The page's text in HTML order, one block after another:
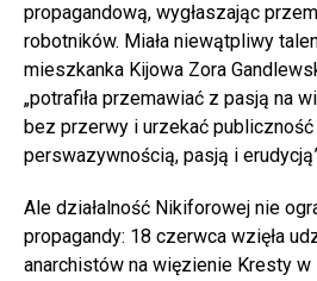
propagandową, wygłaszając
robotników. Miała niewątpliwy
mieszkanka Kijowa Zora
„potrafiła przemawiać z pasją na
bez przerwy i urzekać
perswazywnością, pasją i
Ale działalność Nikiforowej nie
propagandy: 18 czerwca wzięła
anarchistów na więzienie Kresty